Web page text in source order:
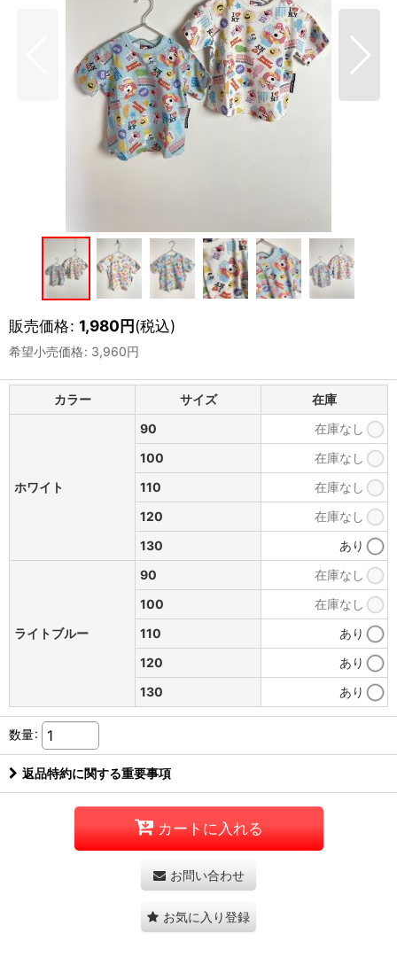
販売価格: 1,980円(税込)
希望小売価格: 3,960円
カラー サイズ 在庫
ホワイト
90
在庫なし
100
在庫なし
110
在庫なし
120
在庫なし
130
あり
ライトブルー
90
在庫なし
100
在庫なし
110
あり
120
あり
130
あり
数量:
返品特約に関する重要事項
カートに入れる
お問い合わせ
お気に入り登録